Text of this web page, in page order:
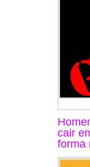
cair
forma